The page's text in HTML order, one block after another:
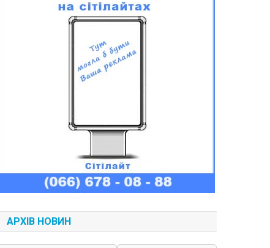
АРХІВ НОВИН